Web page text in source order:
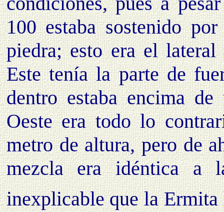
100 estaba sostenido
piedra; esto era el
Este tenía la parte de
dentro estaba encima
Oeste era todo lo
metro de altura, pero de
mezcla era idéntica a
inexplicable que la